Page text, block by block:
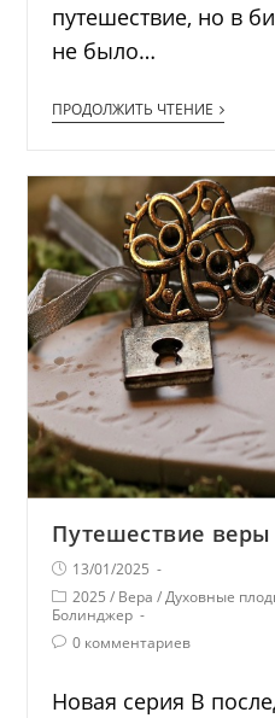
путешествие, но в
не было…
ПРОДОЛЖИТЬ ЧТЕНИЕ
Путешествие веры
13/01/2025
2025 / Вера / Духовные
Болинджер
0 комментариев
Новая серия В